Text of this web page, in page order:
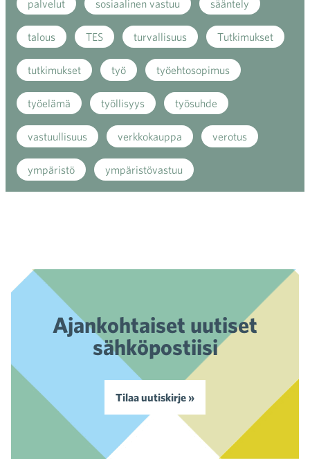
palvelut sosiaalinen vastuu sääntely
talous TES turvallisuus Tutkimukset
tutkimukset työ työehtosopimus
työelämä työllisyys työsuhde
vastuullisuus verkkokauppa verotus
ympäristö ympäristövastuu
Ajankohtaiset uutiset
sähköpostiisi
Tilaa uutiskirje »